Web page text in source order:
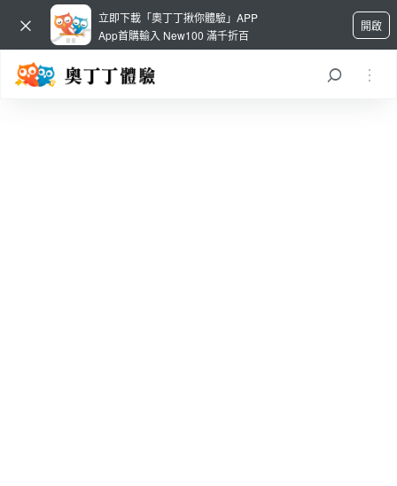
立即下載「奧丁丁揪你體驗」APP
App首購輸入 New100 滿千折百
開啟